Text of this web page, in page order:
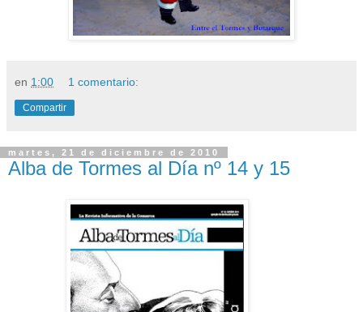
en 1:00 1 comentario:
Compartir
martes, 21 de diciembre de 2010
Alba de Tormes al Día nº 14 y 15